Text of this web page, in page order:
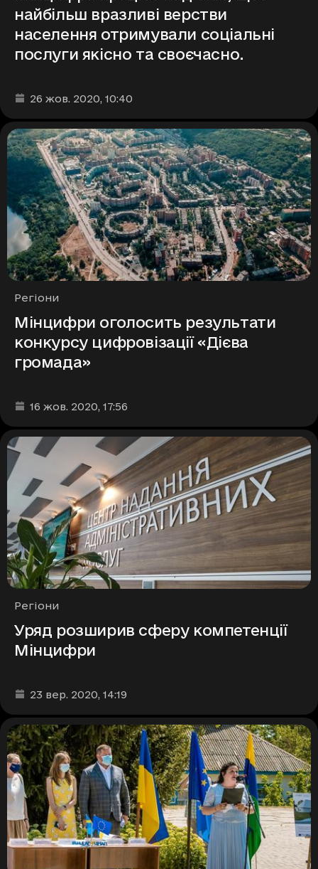
найбільш вразливі верстви
населення отримували соціальні
послуги якісно та своєчасно.
Дата та час публікації
26 жов. 2020, 10:40
Рубрики
Регіони
Мінцифри оголосить результати
конкурсу цифровізації «Дієва
громада»
Дата та час публікації
16 жов. 2020, 17:56
Рубрики
Регіони
Уряд розширив сферу компетенції
Мінцифри
Дата та час публікації
23 вер. 2020, 14:19